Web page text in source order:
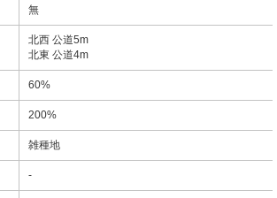
無
北西 公道5m
北東 公道4m
60%
200%
雑種地
-